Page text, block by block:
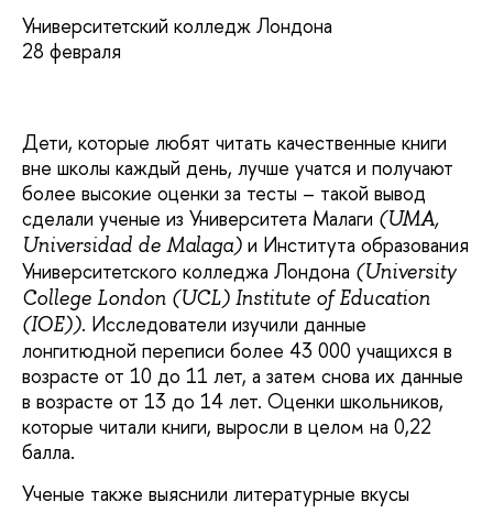
Университетский колледж Лондона
28 февраля
Дети, которые любят читать качественные книги
вне школы каждый день, лучше учатся и получают
более высокие оценки за тесты – такой вывод
сделали ученые из Университета Малаги (UMA,
Universidad de Malaga) и Института образования
Университетского колледжа Лондона (University
College London (UCL) Institute of Education
(IOE)). Исследователи изучили данные
лонгитюдной переписи более 43 000 учащихся в
возрасте от 10 до 11 лет, а затем снова их данные
в возрасте от 13 до 14 лет. Оценки школьников,
которые читали книги, выросли в целом на 0,22
балла.
Ученые также выяснили литературные вкусы